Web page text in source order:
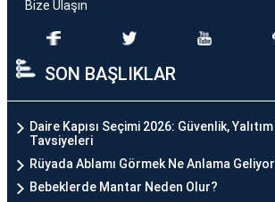
Bize Ulaşın
SON BAŞLIKLAR
Daire Kapısı Seçimi 2026: Güvenlik, Yalıtım
Tavsiyeleri
Rüyada Ablamı Görmek Ne Anlama
Bebeklerde Mantar Neden Olur?